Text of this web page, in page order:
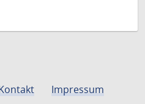
Impressum